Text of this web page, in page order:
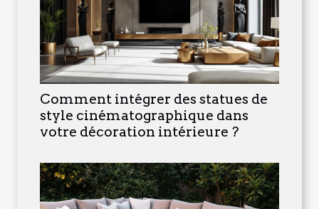
Comment intégrer des statues de
style cinématographique dans
votre décoration intérieure ?